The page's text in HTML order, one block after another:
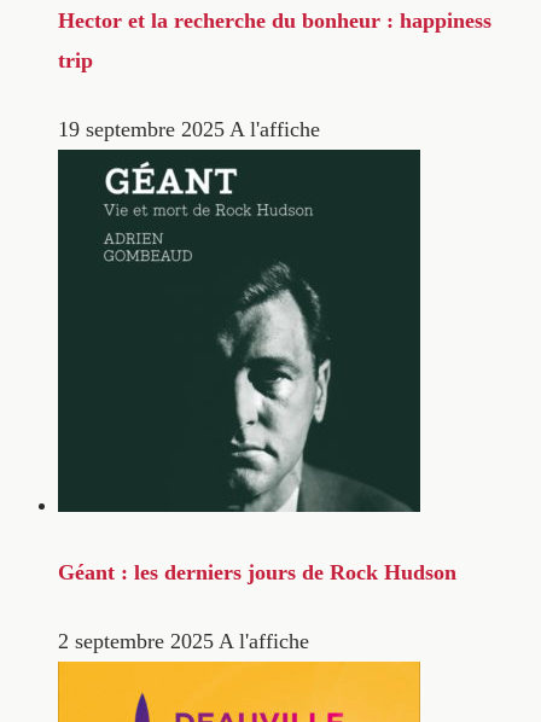
Hector et la recherche du bonheur : happiness
trip
19 septembre 2025 A l'affiche
Géant : les derniers jours de Rock Hudson
2 septembre 2025 A l'affiche